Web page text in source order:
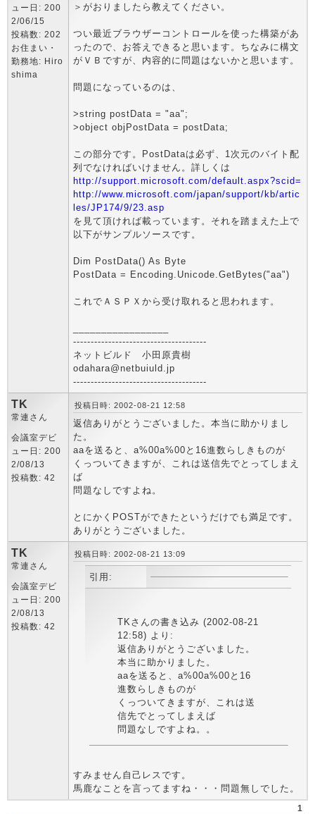
ュー日: 200
2/06/15
投稿数: 202
お住まい・
勤務地: Hiro
shima
＞がおりましたら教えてください。
つい最近ブラウザーコントロールを使った構築があ
ったので、お答えできると思います。ちなみに構文
がＶＢですが、内容的に問題はないかと思います。
問題になっているのは、
>string postData = "aa";
>object objPostData = postData;
この部分です。PostDataは必ず、1次元のバイト配
列でなければいけません。詳しくは
http://support.microsoft.com/default.aspx?scid=
http://www.microsoft.com/japan/support/kb/artic
les/JP174/9/23.asp
を見て頂ければ載っています。それを踏まえた上で
以下がサンプルソースです。
Dim PostData() As Byte
PostData = Encoding.Unicode.GetBytes("aa")
これでＡＳＰＸから受け取れると思われます。
--------------------------------------
ネットビルド 小田原貴樹
odahara@netbuiuld.jp
--------------------------------------
TK
常連さん
会議室デビ
ュー日: 200
2/08/13
投稿数: 42
投稿日時: 2002-08-21 12:58
返信ありがとうございました。本当に助かりまし
た。
aaを送ると、a%00a%00と16進数らしきものが
くっついてきますが、これは送信先でとってしまえ
ば
問題なしですよね。
とにかくPOSTができたというだけでも満足です。
ありがとうございました。
TK
常連さん
会議室デビ
ュー日: 200
2/08/13
投稿数: 42
投稿日時: 2002-08-21 13:09
引用:
TKさんの書き込み (2002-08-21
12:58) より:
返信ありがとうございました。
本当に助かりました。
aaを送ると、a%00a%00と16
進数らしきものが
くっついてきますが、これは送
信先でとってしまえば
問題なしですよね。。
すみません自己レスです。
馬鹿なことを言ってますね・・・問題無しでした。
1